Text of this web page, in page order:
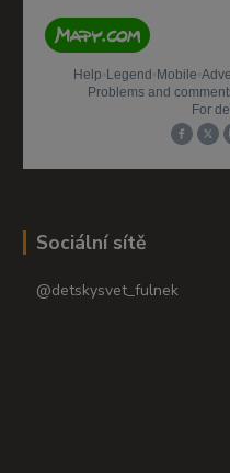
Sociální sítě
@detskysvet_fulnek